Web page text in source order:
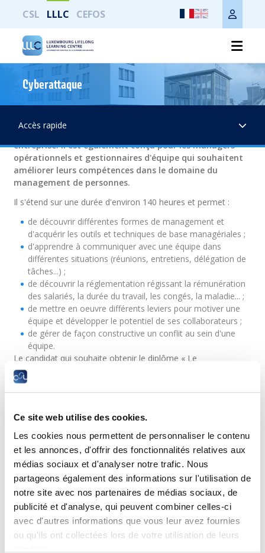
Ce site web utilise des cookies.
Les cookies nous permettent de personnaliser le contenu
et les annonces, d'offrir des fonctionnalités relatives aux
médias sociaux et d'analyser notre trafic. Nous
partageons également des informations sur l'utilisation de
notre site avec nos partenaires de médias sociaux, de
publicité et d'analyse, qui peuvent combiner celles-ci
avec d'autres informations que vous leur avez fournies
ou qu'ils ont collectées lors de votre utilisation de leurs
CSL LLLC CEFOS
Cyberattaque
Accès rapide
Le professionnel en management d'équipes
Ce parcours de formation s'adresse à des personnes qui
désirent acquérir les fondamentaux de la gestion
d'équipe afin de se préparer à un rôle d'encadrement en
entreprise. Il est également conçu pour les managers
opérationnels et gestionnaires d'équipe qui souhaitent
améliorer leurs compétences dans le domaine du
management de personnes.
Il s'étend sur une durée d'environ 140 heures et permet :
de découvrir différentes formes de management et
d'acquérir les outils et techniques de base managériales ;
d'apprendre à communiquer avec une équipe dans
différentes situations (réunions, entretiens, délégation de
tâches...) ;
de découvrir la réglementation régissant la rémunération
des salariés, la durée du travail, les congés, la maladie... ;
de mettre en oeuvre différents leviers pour motiver une
équipe et développer le potentiel de ses collaborateurs ;
de gérer de façon constructive un conflit au sein d'une
équipe.
Le candidat qui souhaite obtenir le diplôme « Le
professionnel en management d'équipes » doit réussir 6
cours : les 5 cours obligatoires du parcours ainsi qu'un autre
cours qu'il peut librement choisir dans tous les domaines de
Modules de cours obligatoires
C5029
Devenir manager d'une équipe